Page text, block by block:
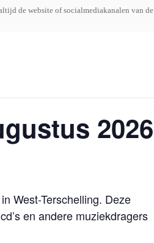
de website of socialmediakanalen van de
2026
West-Terschelling. Deze
en andere muziekdragers